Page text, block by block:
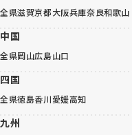
全県滋賀京都大阪兵庫奈良和歌山
中国
全県岡山広島山口
四国
全県徳島香川愛媛高知
九州